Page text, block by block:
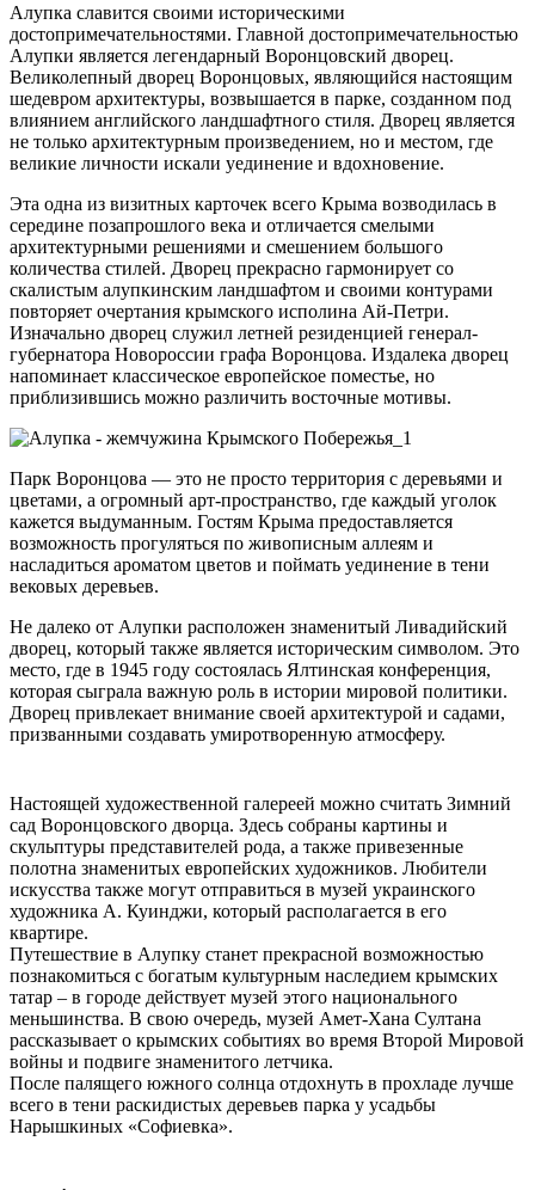
Алупка славится своими историческими
достопримечательностями. Главной достопримечательностью
Алупки является легендарный Воронцовский дворец.
Великолепный дворец Воронцовых, являющийся настоящим
шедевром архитектуры, возвышается в парке, созданном под
влиянием английского ландшафтного стиля. Дворец является
не только архитектурным произведением, но и местом, где
великие личности искали уединение и вдохновение.
Эта одна из визитных карточек всего Крыма возводилась в
середине позапрошлого века и отличается смелыми
архитектурными решениями и смешением большого
количества стилей. Дворец прекрасно гармонирует со
скалистым алупкинским ландшафтом и своими контурами
повторяет очертания крымского исполина Ай-Петри.
Изначально дворец служил летней резиденцией генерал-
губернатора Новороссии графа Воронцова. Издалека дворец
напоминает классическое европейское поместье, но
приблизившись можно различить восточные мотивы.
Парк Воронцова — это не просто территория с деревьями и
цветами, а огромный арт-пространство, где каждый уголок
кажется выдуманным. Гостям Крыма предоставляется
возможность прогуляться по живописным аллеям и
насладиться ароматом цветов и поймать уединение в тени
вековых деревьев.
Не далеко от Алупки расположен знаменитый Ливадийский
дворец, который также является историческим символом. Это
место, где в 1945 году состоялась Ялтинская конференция,
которая сыграла важную роль в истории мировой политики.
Дворец привлекает внимание своей архитектурой и садами,
призванными создавать умиротворенную атмосферу.
Настоящей художественной галереей можно считать Зимний
сад Воронцовского дворца. Здесь собраны картины и
скульптуры представителей рода, а также привезенные
полотна знаменитых европейских художников. Любители
искусства также могут отправиться в музей украинского
художника А. Куинджи, который располагается в его
квартире.
Путешествие в Алупку станет прекрасной возможностью
познакомиться с богатым культурным наследием крымских
татар – в городе действует музей этого национального
меньшинства. В свою очередь, музей Амет-Хана Султана
рассказывает о крымских событиях во время Второй Мировой
войны и подвиге знаменитого летчика.
После палящего южного солнца отдохнуть в прохладе лучше
всего в тени раскидистых деревьев парка у усадьбы
Нарышкиных «Софиевка».